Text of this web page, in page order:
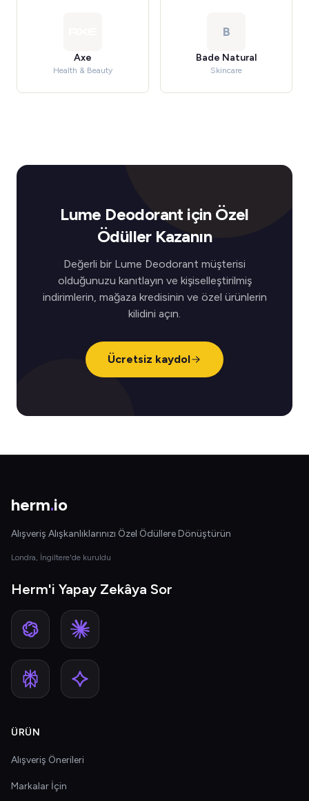
Axe
Health & Beauty
B
Bade Natural
Skincare
Lume Deodorant için Özel
Ödüller Kazanın
Değerli bir Lume Deodorant müşterisi
olduğunuzu kanıtlayın ve kişiselleştirilmiş
indirimlerin, mağaza kredisinin ve özel ürünlerin
kilidini açın.
Ücretsiz kaydol
herm.io
Alışveriş Alışkanlıklarınızı Özel Ödüllere Dönüştürün
Londra, İngiltere'de kuruldu
Herm'i Yapay Zekâya Sor
ÜRÜN
Alışveriş Önerileri
Markalar İçin